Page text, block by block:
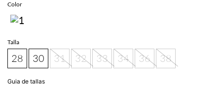
Color
Talla
28 30 31 32 33 34 36 38
Guia de tallas